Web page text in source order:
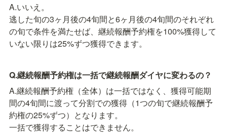
A.いいえ。
逃した旬の3ヶ月後の4旬間と6ヶ月後の4旬間のそれぞれ
の旬で条件を満たせば、継続報酬予約権を100%獲得して
いない限りは25%ずつ獲得できます。
Q.継続報酬予約権は一括で継続報酬ダイヤに変わるの？
A.継続報酬予約権（全体）は一括ではなく、獲得可能期
間の4旬間に渡って分割での獲得（1つの旬で継続報酬予
約権の25%ずつ）となります。
一括で獲得することはできません。